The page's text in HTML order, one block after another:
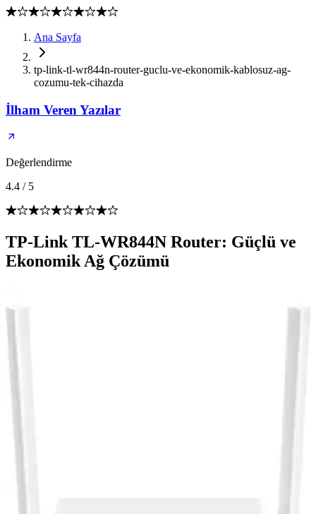
Ana Sayfa
tp-link-tl-wr844n-router-guclu-ve-ekonomik-kablosuz-ag-
cozumu-tek-cihazda
İlham Veren Yazılar
Değerlendirme
4.4 / 5
TP-Link TL-WR844N Router: Güçlü ve
Ekonomik Ağ Çözümü